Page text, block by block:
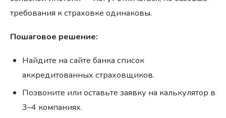
требования к страховке одинаковы.
Пошаговое решение:
Найдите на сайте банка список
аккредитованных страховщиков.
Позвоните или оставьте заявку на калькулятор в
3–4 компаниях.